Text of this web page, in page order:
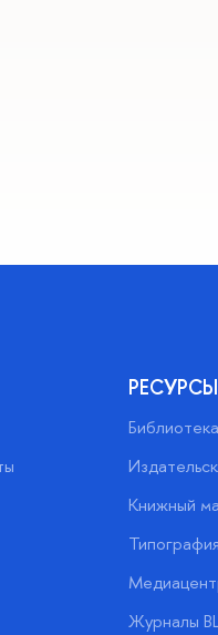
РЕСУРСЫ
Библиотека
Книжный
Типография
Журналы